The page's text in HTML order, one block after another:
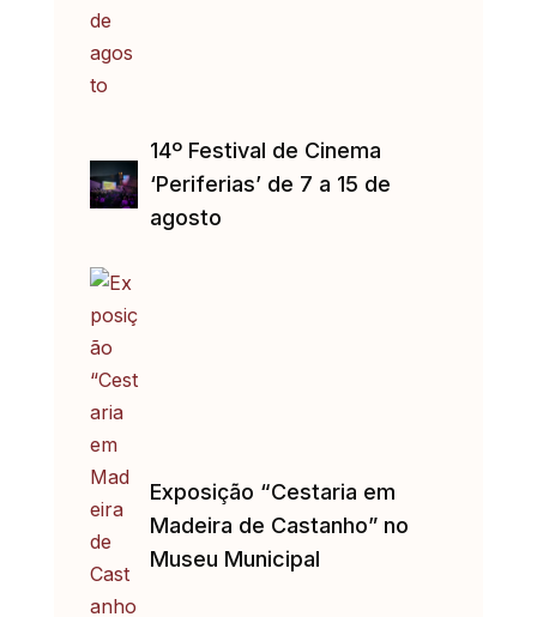
14º Festival de Cinema
‘Periferias’ de 7 a 15 de
agosto
Exposição “Cestaria em
Madeira de Castanho” no
Museu Municipal